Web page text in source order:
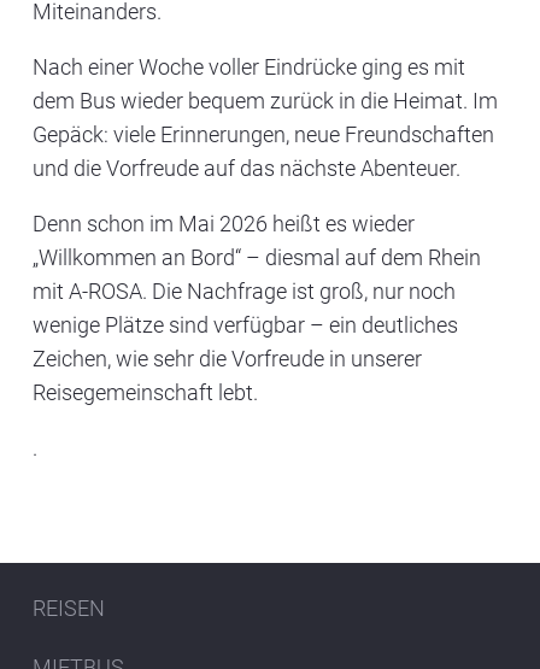
Miteinanders.
Nach einer Woche voller Eindrücke ging es mit
dem Bus wieder bequem zurück in die Heimat. Im
Gepäck: viele Erinnerungen, neue Freundschaften
und die Vorfreude auf das nächste Abenteuer.
Denn schon im Mai 2026 heißt es wieder
„Willkommen an Bord“ – diesmal auf dem Rhein
mit A-ROSA. Die Nachfrage ist groß, nur noch
wenige Plätze sind verfügbar – ein deutliches
Zeichen, wie sehr die Vorfreude in unserer
Reisegemeinschaft lebt.
.
REISEN